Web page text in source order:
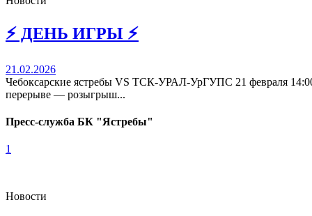
⚡️ ДЕНЬ ИГРЫ ⚡️
21.02.2026
Чебоксарские ястребы VS ТСК-УРАЛ-УрГУПС 21 февраля
перерыве — розыгрыш...
Пресс-служба БК "Ястребы"
1
Новости